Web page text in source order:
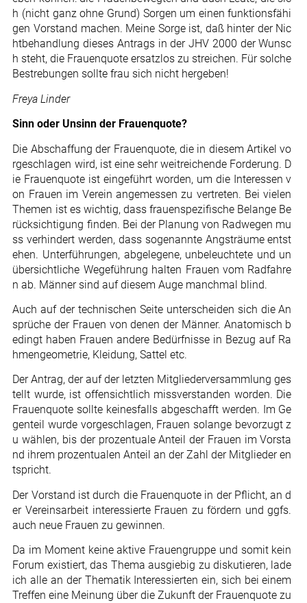
h (nicht ganz ohne Grund) Sorgen um einen funktionsfähi
gen Vorstand machen. Meine Sorge ist, daß hinter der Nic
htbehandlung dieses Antrags in der JHV 2000 der Wunsc
h steht, die Frauenquote ersatzlos zu streichen. Für solche
Bestrebungen sollte frau sich nicht hergeben!
Freya Linder
Sinn oder Unsinn der Frauenquote?
Die Abschaffung der Frauenquote, die in diesem Artikel vo
rgeschlagen wird, ist eine sehr weitreichende Forderung. D
ie Frauenquote ist eingeführt worden, um die Interessen v
on Frauen im Verein angemessen zu vertreten. Bei vielen
Themen ist es wichtig, dass frauenspezifische Belange Be
rücksichtigung finden. Bei der Planung von Radwegen mu
ss verhindert werden, dass sogenannte Angsträume entst
ehen. Unterführungen, abgelegene, unbeleuchtete und un
übersichtliche Wegeführung halten Frauen vom Radfahre
n ab. Männer sind auf diesem Auge manchmal blind.
Auch auf der technischen Seite unterscheiden sich die An
sprüche der Frauen von denen der Männer. Anatomisch b
edingt haben Frauen andere Bedürfnisse in Bezug auf Ra
hmengeometrie, Kleidung, Sattel etc.
Der Antrag, der auf der letzten Mitgliederversammlung ges
tellt wurde, ist offensichtlich missverstanden worden. Die
Frauenquote sollte keinesfalls abgeschafft werden. Im Ge
genteil wurde vorgeschlagen, Frauen solange bevorzugt z
u wählen, bis der prozentuale Anteil der Frauen im Vorsta
nd ihrem prozentualen Anteil an der Zahl der Mitglieder en
tspricht.
Der Vorstand ist durch die Frauenquote in der Pflicht, an d
er Vereinsarbeit interessierte Frauen zu fördern und ggfs.
auch neue Frauen zu gewinnen.
Da im Moment keine aktive Frauengruppe und somit kein
Forum existiert, das Thema ausgiebig zu diskutieren, lade
ich alle an der Thematik Interessierten ein, sich bei einem
Treffen eine Meinung über die Zukunft der Frauenquote zu